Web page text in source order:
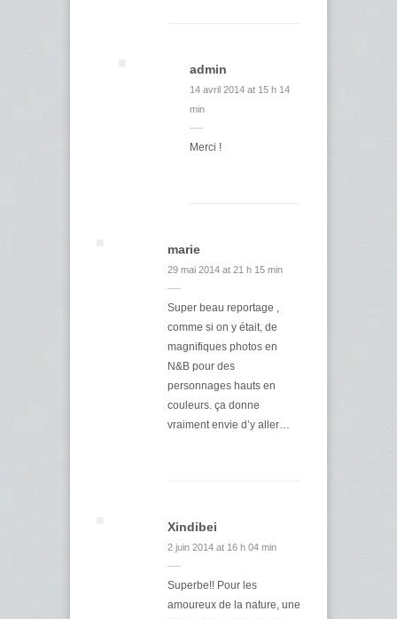
admin
14 avril 2014 at 15 h 14
min
Merci !
marie
29 mai 2014 at 21 h 15 min
Super beau reportage ,
comme si on y était, de
magnifiques photos en
N&B pour des
personnages hauts en
couleurs. ça donne
vraiment envie d’y aller…
Xindibei
2 juin 2014 at 16 h 04 min
Superbe!! Pour les
amoureux de la nature, une